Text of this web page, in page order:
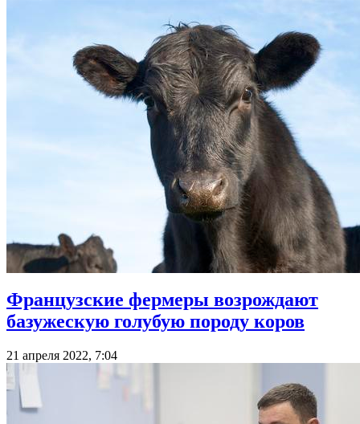
Французские фермеры возрождают
базужескую голубую породу коров
21 апреля 2022, 7:04